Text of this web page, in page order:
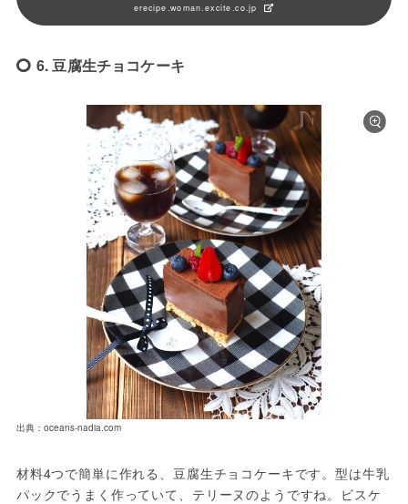
erecipe.woman.excite.co.jp
6. 豆腐生チョコケーキ
出典：oceans-nadia.com
材料4つで簡単に作れる、豆腐生チョコケーキです。型は牛乳
パックでうまく作っていて、テリーヌのようですね。ビスケ